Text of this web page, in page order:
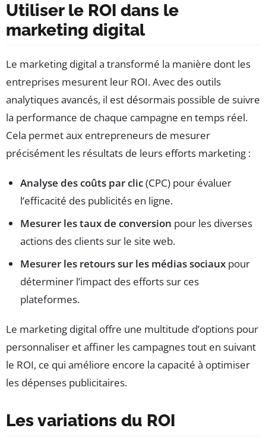
Utiliser le ROI dans le
marketing digital
Le marketing digital a transformé la manière dont les
entreprises mesurent leur ROI. Avec des outils
analytiques avancés, il est désormais possible de suivre
la performance de chaque campagne en temps réel.
Cela permet aux entrepreneurs de mesurer
précisément les résultats de leurs efforts marketing :
Analyse des coûts par clic(CPC) pour évaluer
l’efficacité des publicités en ligne.
Mesurer les taux de conversion pour les diverses
actions des clients sur le site web.
Mesurer les retours sur les médias sociaux pour
déterminer l’impact des efforts sur ces
plateformes.
Le marketing digital offre une multitude d’options pour
personnaliser et affiner les campagnes tout en suivant
le ROI, ce qui améliore encore la capacité à optimiser
les dépenses publicitaires.
Les variations du ROI